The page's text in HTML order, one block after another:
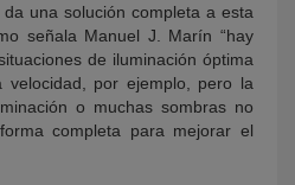
una solución completa a esta
señala Manuel J. Marín “hay
de iluminación óptima
velocidad, por ejemplo, pero la
o muchas sombras no
completa para mejorar el